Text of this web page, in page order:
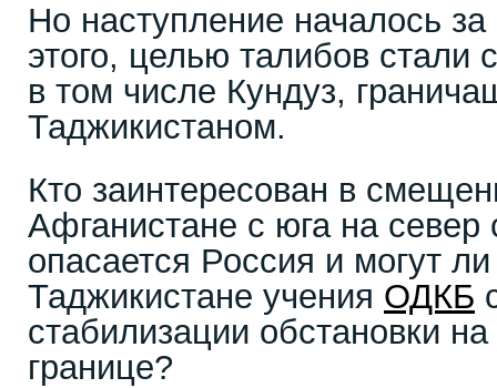
Но наступление началось
этого, целью талибов стали
в том числе Кундуз,
Таджикистаном.
Кто заинтересован в
Афганистане с юга на север
опасается Россия и могут
Таджикистане учения ОДКБ
стабилизации обстановки
границе?